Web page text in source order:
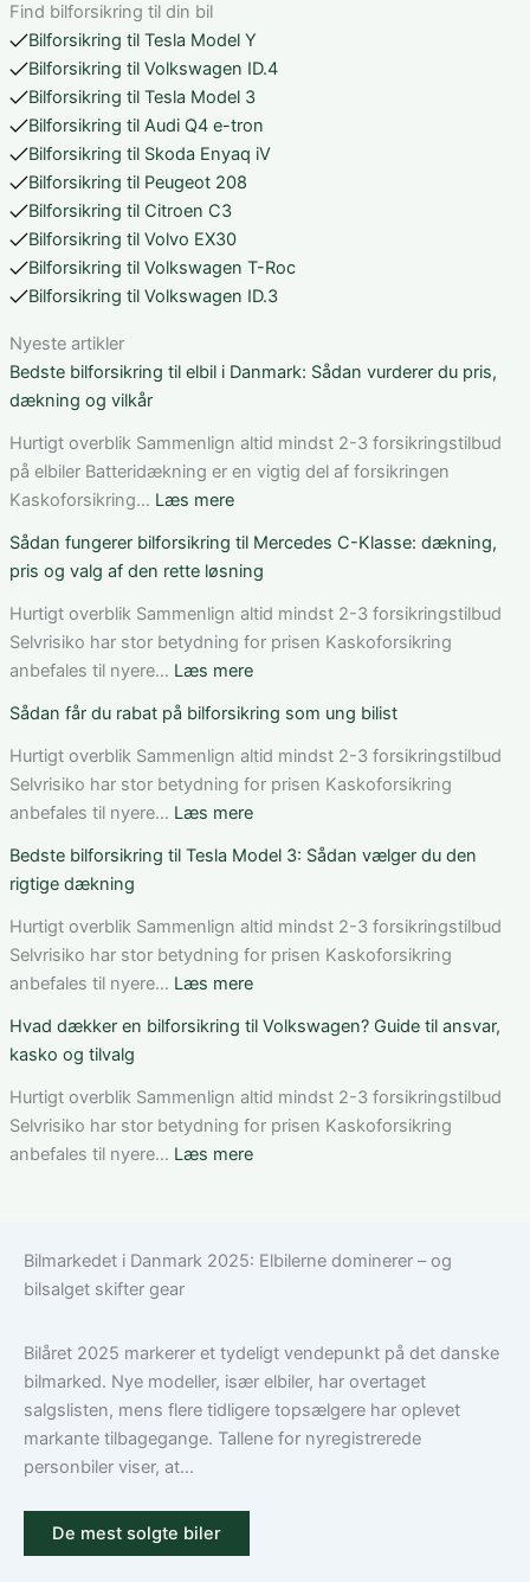
Find bilforsikring til din bil
Bilforsikring til Tesla Model Y
Bilforsikring til Volkswagen ID.4
Bilforsikring til Tesla Model 3
Bilforsikring til Audi Q4 e-tron
Bilforsikring til Skoda Enyaq iV
Bilforsikring til Peugeot 208
Bilforsikring til Citroen C3
Bilforsikring til Volvo EX30
Bilforsikring til Volkswagen T-Roc
Bilforsikring til Volkswagen ID.3
Nyeste artikler
Bedste bilforsikring til elbil i Danmark: Sådan vurderer du pris,
dækning og vilkår
Hurtigt overblik Sammenlign altid mindst 2-3 forsikringstilbud
på elbiler Batteridækning er en vigtig del af forsikringen
Kaskoforsikring… Læs mere:
bilforsikring
til
elbil
i
Danmark:
vurderer
du
pris,
dækning
vilkår
Sådan fungerer bilforsikring til Mercedes C-Klasse: dækning,
pris og valg af den rette løsning
Hurtigt overblik Sammenlign altid mindst 2-3 forsikringstilbud
Selvrisiko har stor betydning for prisen Kaskoforsikring
anbefales til nyere… Læs mere:
fungerer
bilforsikring
til
Mercedes
Klasse:
pris
og
valg
den
løsning
Sådan får du rabat på bilforsikring som ung bilist
Hurtigt overblik Sammenlign altid mindst 2-3 forsikringstilbud
Selvrisiko har stor betydning for prisen Kaskoforsikring
anbefales til nyere… Læs mere:
får
rabat
på
bilforsikring
ung
Bedste bilforsikring til Tesla Model 3: Sådan vælger du den
rigtige dækning
Hurtigt overblik Sammenlign altid mindst 2-3 forsikringstilbud
Selvrisiko har stor betydning for prisen Kaskoforsikring
anbefales til nyere… Læs mere:
bilforsikring
Tesla
Model
3:
den
Hvad dækker en bilforsikring til Volkswagen? Guide til ansvar,
kasko og tilvalg
Hurtigt overblik Sammenlign altid mindst 2-3 forsikringstilbud
Selvrisiko har stor betydning for prisen Kaskoforsikring
anbefales til nyere… Læs mere:
bilforsikring
Guide
til
ansvar,
kasko
Bilmarkedet i Danmark 2025: Elbilerne dominerer – og
bilsalget skifter gear
Bilåret 2025 markerer et tydeligt vendepunkt på det danske
bilmarked. Nye modeller, især elbiler, har overtaget
salgslisten, mens flere tidligere topsælgere har oplevet
markante tilbagegange. Tallene for nyregistrerede
personbiler viser, at...
De mest solgte biler